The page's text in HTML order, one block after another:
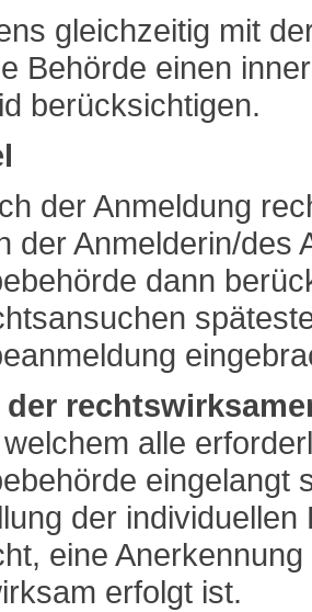
gleichzeitig mit
Behörde einen
berücksichtigen.
der Anmeldung
der Anmelderin/des
dann
der
alle
eingelangt
der
eine
erfolgt ist.